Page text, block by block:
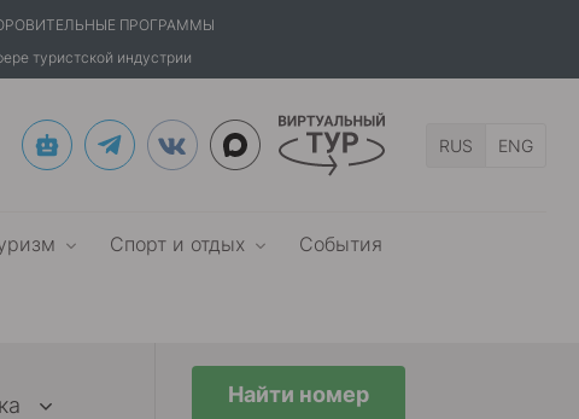
ПРОГРАММЫ
туристской индустрии
RUS ENG
Спорт и отдых События
Найти номер